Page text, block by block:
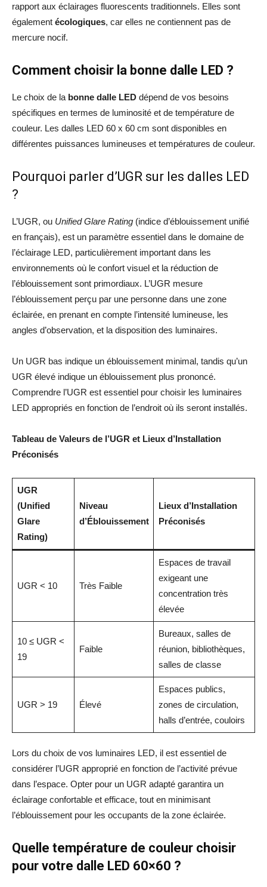
rapport aux éclairages fluorescents traditionnels. Elles sont
également écologiques, car elles ne contiennent pas de
mercure nocif.
Comment choisir la bonne dalle LED ?
Le choix de la bonne dalle LED dépend de vos besoins
spécifiques en termes de luminosité et de température de
couleur. Les dalles LED 60 x 60 cm sont disponibles en
différentes puissances lumineuses et températures de couleur.
Pourquoi parler d’UGR sur les dalles LED
?
L’UGR, ou Unified Glare Rating (indice d’éblouissement unifié
en français), est un paramètre essentiel dans le domaine de
l’éclairage LED, particulièrement important dans les
environnements où le confort visuel et la réduction de
l’éblouissement sont primordiaux. L’UGR mesure
l’éblouissement perçu par une personne dans une zone
éclairée, en prenant en compte l’intensité lumineuse, les
angles d’observation, et la disposition des luminaires.
Un UGR bas indique un éblouissement minimal, tandis qu’un
UGR élevé indique un éblouissement plus prononcé.
Comprendre l’UGR est essentiel pour choisir les luminaires
LED appropriés en fonction de l’endroit où ils seront installés.
Tableau de Valeurs de l’UGR et Lieux d’Installation
Préconisés
UGR
(Unified
Glare
Rating)
Niveau
d’Éblouissement
Lieux d’Installation
Préconisés
UGR < 10 Très Faible
Espaces de travail
exigeant une
concentration très
élevée
10 ≤ UGR <
19
Faible
Bureaux, salles de
réunion, bibliothèques,
salles de classe
UGR > 19 Élevé
Espaces publics,
zones de circulation,
halls d’entrée, couloirs
Lors du choix de vos luminaires LED, il est essentiel de
considérer l’UGR approprié en fonction de l’activité prévue
dans l’espace. Opter pour un UGR adapté garantira un
éclairage confortable et efficace, tout en minimisant
l’éblouissement pour les occupants de la zone éclairée.
Quelle température de couleur choisir
pour votre dalle LED 60×60 ?